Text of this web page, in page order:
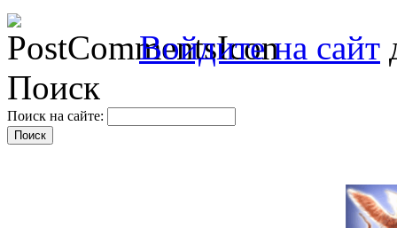
Войдите на сайт
Поиск
Поиск на сайте: